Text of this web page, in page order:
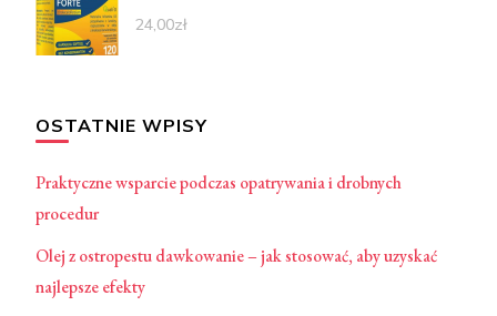
24,00zł
OSTATNIE WPISY
Praktyczne wsparcie podczas opatrywania i drobnych
procedur
Olej z ostropestu dawkowanie – jak stosować, aby uzyskać
najlepsze efekty